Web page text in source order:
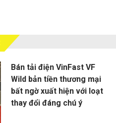
Bán tải điện VinFast VF
Wild bản tiền thương mại
bất ngờ xuất hiện với loạt
thay đổi đáng chú ý